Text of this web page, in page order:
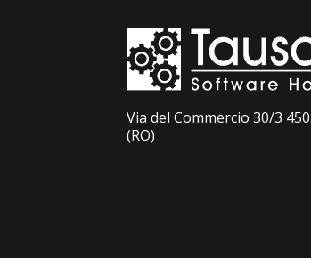
Via del Commercio 30/3
(RO)